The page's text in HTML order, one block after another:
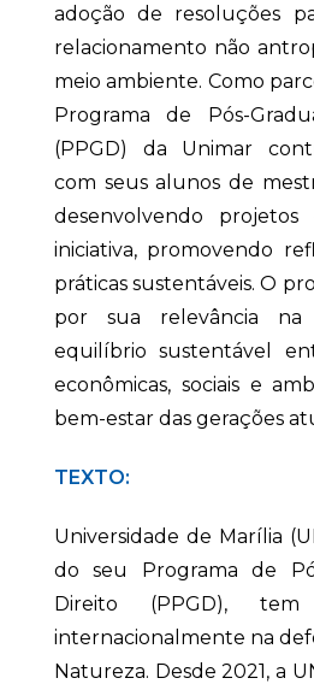
adoção de resoluções
relacionamento não
meio ambiente. Como
Programa de Pós-
(PPGD) da Unimar
com seus alunos de
desenvolvendo
iniciativa, promovendo
práticas sustentáveis. O
por sua relevância
equilíbrio sustentável
econômicas, sociais e
bem-estar das gerações
TEXTO:
Universidade de Marília
do seu Programa de
Direito (PPGD),
internacionalmente na
Natureza. Desde 2021, a